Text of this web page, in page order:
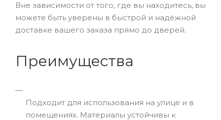
Вне зависимости от того, где вы находитесь, вы
можете быть уверены в быстрой и надёжной
доставке вашего заказа прямо до дверей.
Преимущества
Подходит для использования на улице и в
помещениях. Материалы устойчивы к